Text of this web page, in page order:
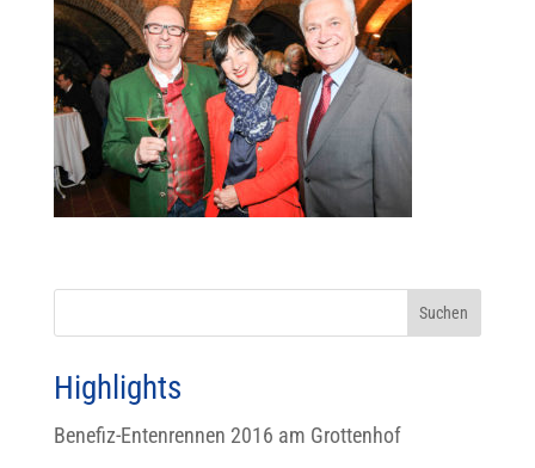
Highlights
Benefiz-Entenrennen 2016 am Grottenhof